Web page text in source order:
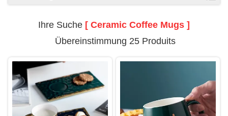
Ihre Suche [ Ceramic Coffee Mugs ]
Übereinstimmung 25 Produits